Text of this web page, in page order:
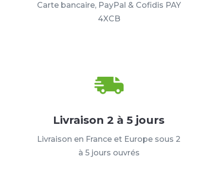
Carte bancaire, PayPal & Cofidis PAY
4XCB
Livraison 2 à 5 jours
Livraison en France et Europe sous 2
à 5 jours ouvrés